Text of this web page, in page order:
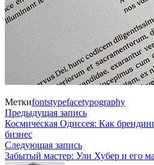
Меткиfontstypefacetypography
Навигация
по
записям
Предыдущая записьПредыдущая
запись:
Космическая Одиссея: Как
бизнес
Следующая записьСледующая
запись:
Забытый мастер: Ули Хубер и его